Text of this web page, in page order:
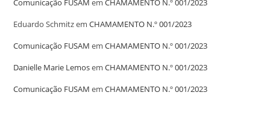
Comunicação FUSAM emCHAMAMENTO N.º 001/2023
Eduardo SchmitzemCHAMAMENTO N.º 001/2023
Comunicação FUSAM emCHAMAMENTO N.º 001/2023
Danielle Marie LemosemCHAMAMENTO N.º 001/2023
Comunicação FUSAM emCHAMAMENTO N.º 001/2023